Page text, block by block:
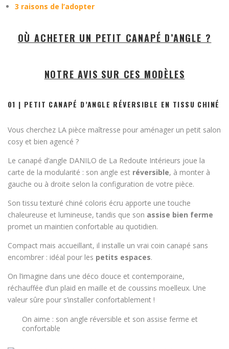
3 raisons de l’adopter
OÙ ACHETER UN PETIT CANAPÉ D’ANGLE ?
NOTRE AVIS SUR CES MODÈLES
01 | PETIT CANAPÉ D’ANGLE RÉVERSIBLE EN TISSU CHINÉ
Vous cherchez LA pièce maîtresse pour aménager un petit salon
cosy et bien agencé ?
Le canapé d’angle DANILO de La Redoute Intérieurs joue la
carte de la modularité : son angle est réversible, à monter à
gauche ou à droite selon la configuration de votre pièce.
Son tissu texturé chiné coloris écru apporte une touche
chaleureuse et lumineuse, tandis que son assise bien ferme
promet un maintien confortable au quotidien.
Compact mais accueillant, il installe un vrai coin canapé sans
encombrer : idéal pour les petits espaces.
On l’imagine dans une déco douce et contemporaine,
réchauffée d’un plaid en maille et de coussins moelleux. Une
valeur sûre pour s’installer confortablement !
On aime : son angle réversible et son assise ferme et
confortable